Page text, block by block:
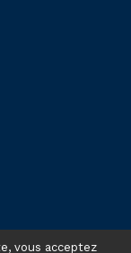
vous acceptez